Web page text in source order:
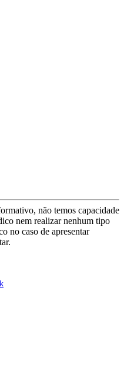
não temos capacidade
nem realizar nenhum tipo
no caso de apresentar